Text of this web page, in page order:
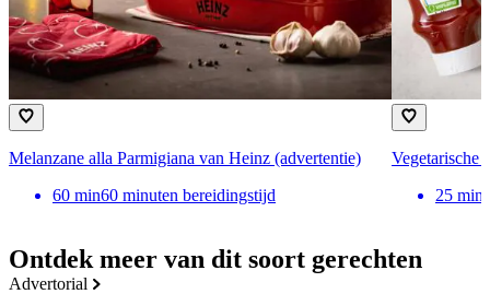
Ontdek meer van dit soort gerechten
advertorial
Melanzane alla Parmigiana van Heinz (advertentie)
60 min60 minuten bereidingstijd
Vegetarische
25 min